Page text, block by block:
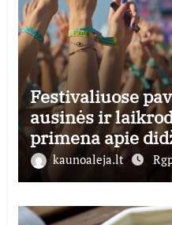
Festivaliuose
ausinės ir
primena apie
finansines
kaunoaleja.lt